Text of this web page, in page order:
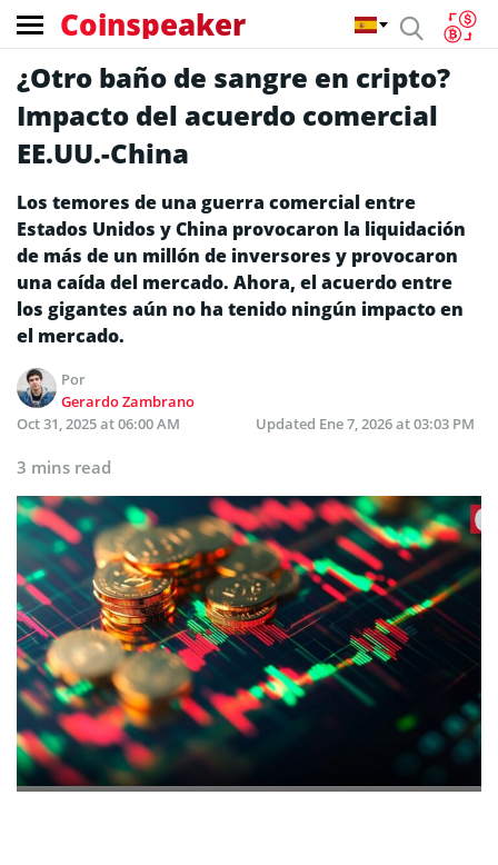
Coinspeaker
¿Otro baño de sangre en cripto?
Impacto del acuerdo comercial
EE.UU.-China
Los temores de una guerra comercial entre
Estados Unidos y China provocaron la liquidación
de más de un millón de inversores y provocaron
una caída del mercado. Ahora, el acuerdo entre
los gigantes aún no ha tenido ningún impacto en
el mercado.
Por
Gerardo Zambrano
Oct 31, 2025 at 06:00 AM
Updated Ene 7, 2026 at 03:03 PM
3 mins read